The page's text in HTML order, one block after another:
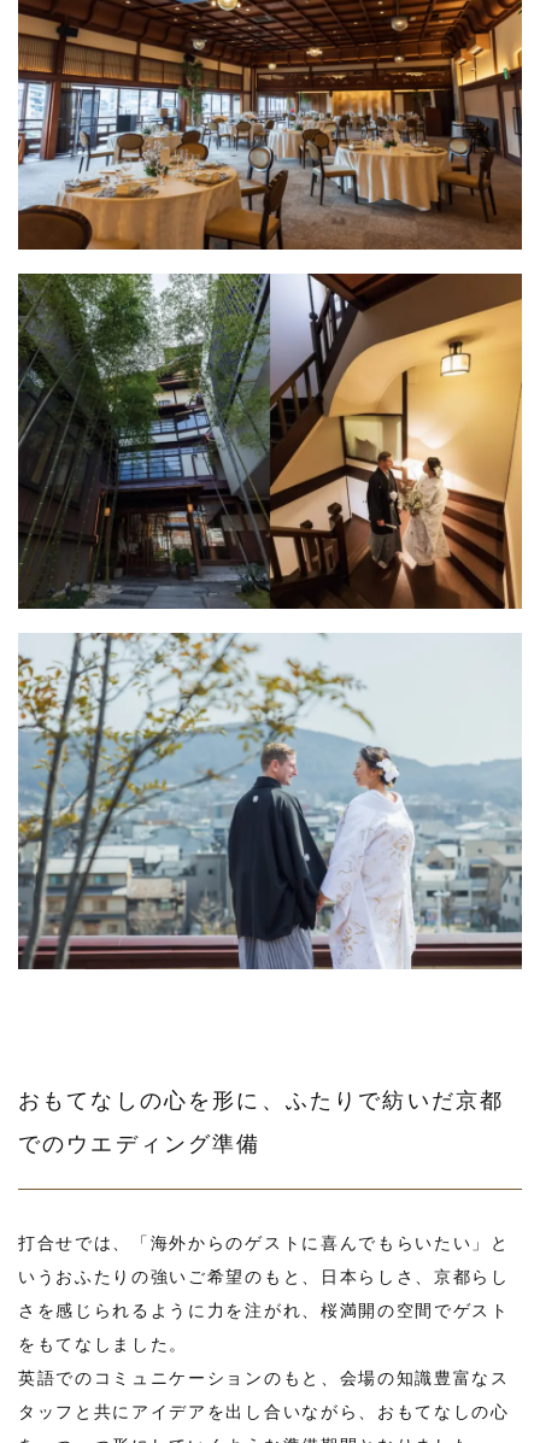
おもてなしの心を形に、ふたりで紡いだ京都
でのウエディング準備
打合せでは、「海外からのゲストに喜んでもらいたい」と
いうおふたりの強いご希望のもと、日本らしさ、京都らし
さを感じられるように力を注がれ、桜満開の空間でゲスト
をもてなしました。
英語でのコミュニケーションのもと、会場の知識豊富なス
タッフと共にアイデアを出し合いながら、おもてなしの心